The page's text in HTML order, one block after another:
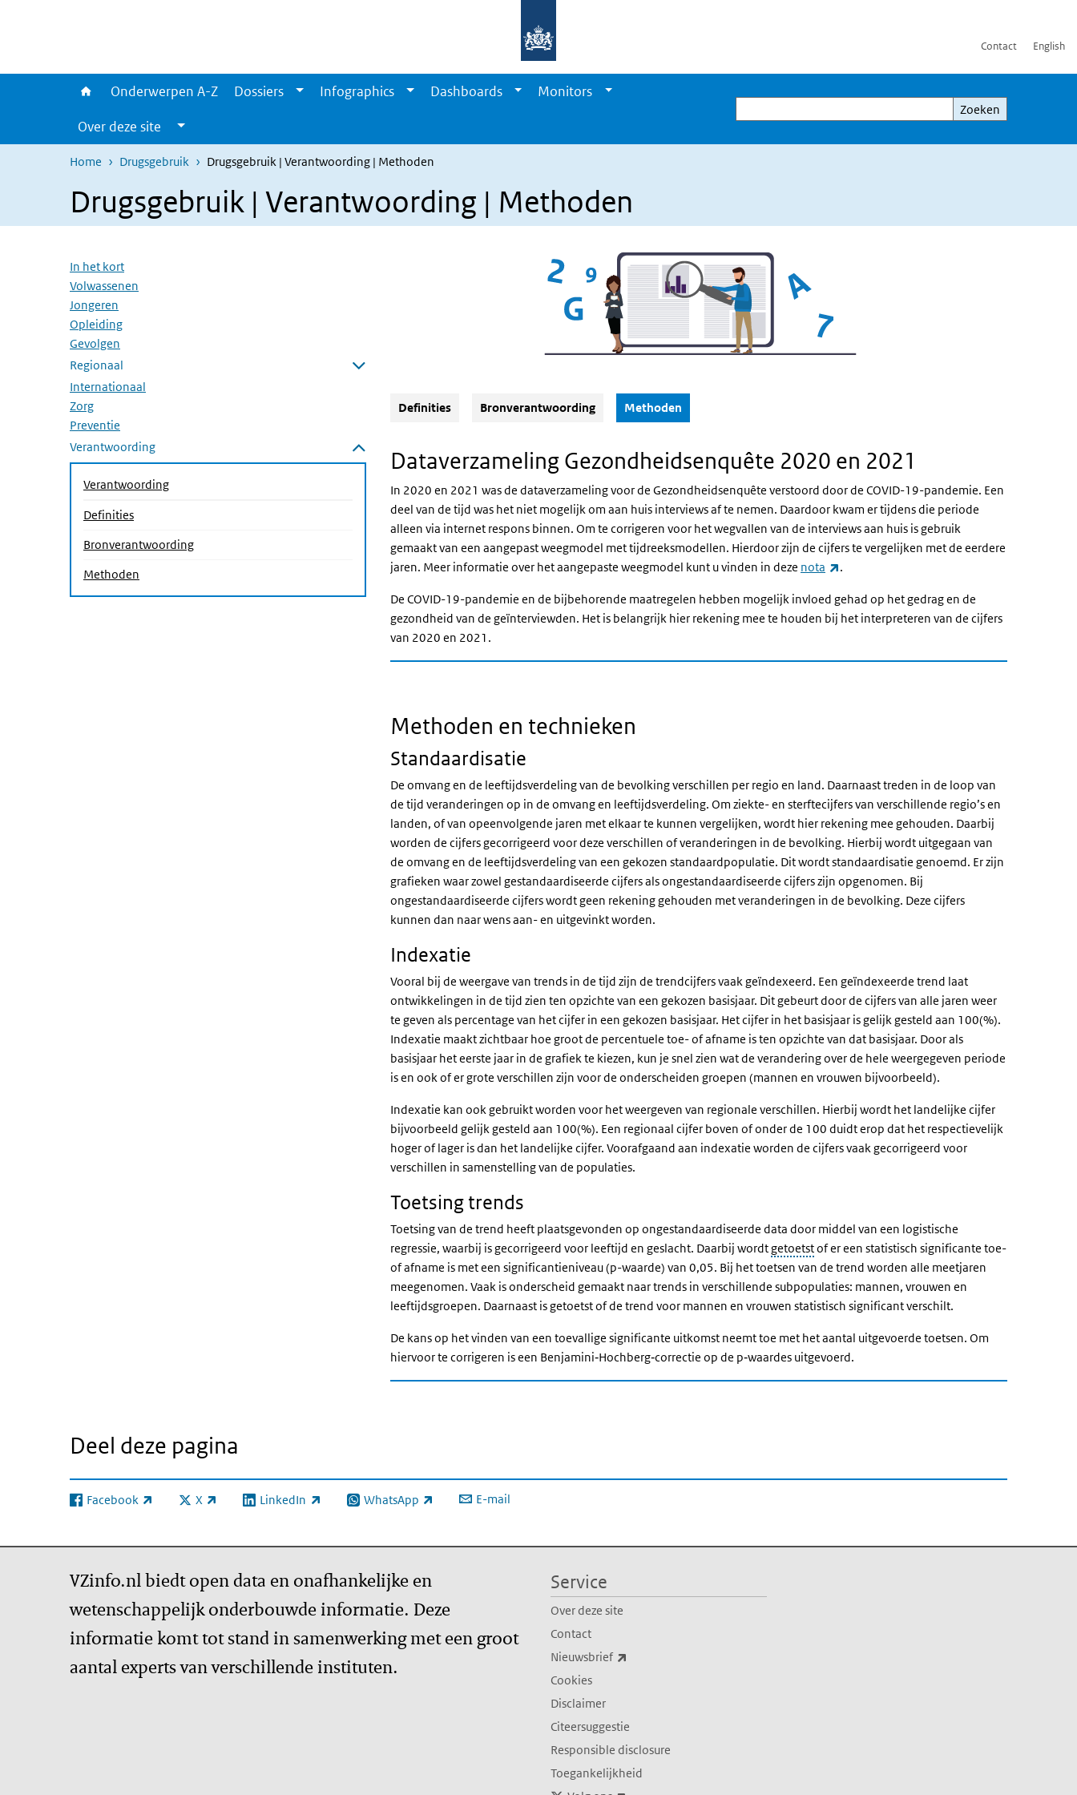
Contact English
Onderwerpen A-Z Dossiers Infographics Dashboards
Monitors
Over deze site
Zoeken
Zoeken
Home Drugsgebruik Drugsgebruik | Verantwoording | Methoden
Drugsgebruik | Verantwoording | Methoden
Overslaan menu
In het kort
Volwassenen
Jongeren
Opleiding
Gevolgen
Regionaal
Submenu openen
Internationaal
Zorg
Preventie
Verantwoording
Submenu sluiten
Verantwoording
Definities
Bronverantwoording
Methoden
Definities Bronverantwoording Methoden
Dataverzameling Gezondheidsenquête 2020 en 2021
In 2020 en 2021 was de dataverzameling voor de Gezondheidsenquête verstoord door de COVID-19-pandemie. Een
deel van de tijd was het niet mogelijk om aan huis interviews af te nemen. Daardoor kwam er tijdens die periode
alleen via internet respons binnen. Om te corrigeren voor het wegvallen van de interviews aan huis is gebruik
gemaakt van een aangepast weegmodel met tijdreeksmodellen. Hierdoor zijn de cijfers te vergelijken met de eerdere
jaren. Meer informatie over het aangepaste weegmodel kunt u vinden in deze nota (externe link)
.
De COVID-19-pandemie en de bijbehorende maatregelen hebben mogelijk invloed gehad op het gedrag en de
gezondheid van de geïnterviewden. Het is belangrijk hier rekening mee te houden bij het interpreteren van de cijfers
van 2020 en 2021.
Methoden en technieken
Standaardisatie
De omvang en de leeftijdsverdeling van de bevolking verschillen per regio en land. Daarnaast treden in de loop van
de tijd veranderingen op in de omvang en leeftijdsverdeling. Om ziekte- en sterftecijfers van verschillende regio’s en
landen, of van opeenvolgende jaren met elkaar te kunnen vergelijken, wordt hier rekening mee gehouden. Daarbij
worden de cijfers gecorrigeerd voor deze verschillen of veranderingen in de bevolking. Hierbij wordt uitgegaan van
de omvang en de leeftijdsverdeling van een gekozen standaardpopulatie. Dit wordt standaardisatie genoemd. Er zijn
grafieken waar zowel gestandaardiseerde cijfers als ongestandaardiseerde cijfers zijn opgenomen. Bij
ongestandaardiseerde cijfers wordt geen rekening gehouden met veranderingen in de bevolking. Deze cijfers
kunnen dan naar wens aan- en uitgevinkt worden.
Indexatie
Vooral bij de weergave van trends in de tijd zijn de trendcijfers vaak geïndexeerd. Een geïndexeerde trend laat
ontwikkelingen in de tijd zien ten opzichte van een gekozen basisjaar. Dit gebeurt door de cijfers van alle jaren weer
te geven als percentage van het cijfer in een gekozen basisjaar. Het cijfer in het basisjaar is gelijk gesteld aan 100(%).
Indexatie maakt zichtbaar hoe groot de percentuele toe- of afname is ten opzichte van dat basisjaar. Door als
basisjaar het eerste jaar in de grafiek te kiezen, kun je snel zien wat de verandering over de hele weergegeven periode
is en ook of er grote verschillen zijn voor de onderscheiden groepen (mannen en vrouwen bijvoorbeeld).
Indexatie kan ook gebruikt worden voor het weergeven van regionale verschillen. Hierbij wordt het landelijke cijfer
bijvoorbeeld gelijk gesteld aan 100(%). Een regionaal cijfer boven of onder de 100 duidt erop dat het respectievelijk
hoger of lager is dan het landelijke cijfer. Voorafgaand aan indexatie worden de cijfers vaak gecorrigeerd voor
verschillen in samenstelling van de populaties.
Toetsing trends
Toetsing van de trend heeft plaatsgevonden op ongestandaardiseerde data door middel van een logistische
regressie, waarbij is gecorrigeerd voor leeftijd en geslacht. Daarbij wordtgetoetstof er een statistisch significante toe-
of afname is met een significantieniveau (p-waarde) van 0,05. Bij het toetsen van de trend worden alle meetjaren
meegenomen. Vaak is onderscheid gemaakt naar trends in verschillende subpopulaties: mannen, vrouwen en
leeftijdsgroepen. Daarnaast is getoetst of de trend voor mannen en vrouwen statistisch significant verschilt.
De kans op het vinden van een toevallige significante uitkomst neemt toe met het aantal uitgevoerde toetsen. Om
hiervoor te corrigeren is een Benjamini‐Hochberg‐correctie op de p‐waardes uitgevoerd.
Deel deze pagina
Facebook
(externe link) X
(externe link) LinkedIn
(externe link) WhatsApp
(externe link) E-mail
VZinfo.nl biedt open data en onafhankelijke en
wetenschappelijk onderbouwde informatie. Deze
informatie komt tot stand in samenwerking met een groot
aantal experts van verschillende instituten.
Service
Over deze site
Contact
Nieuwsbrief
Cookies
Disclaimer
Citeersuggestie
Responsible disclosure
Toegankelijkheid